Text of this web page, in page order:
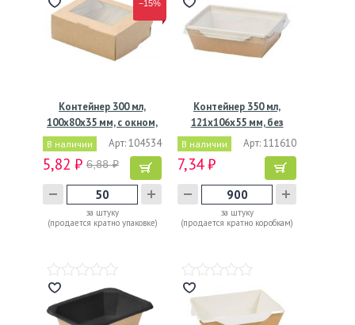
−15%
Контейнер 300 мл,
100х80х35 мм, с окном,
В наличии Арт: 104534
5,82 ₽ 6,88 ₽
за штуку
(продается кратно упаковке)
Контейнер 350 мл,
121х106х55 мм, без
окна,…
В наличии Арт: 111610
7,34 ₽
за штуку
(продается кратно коробкам)